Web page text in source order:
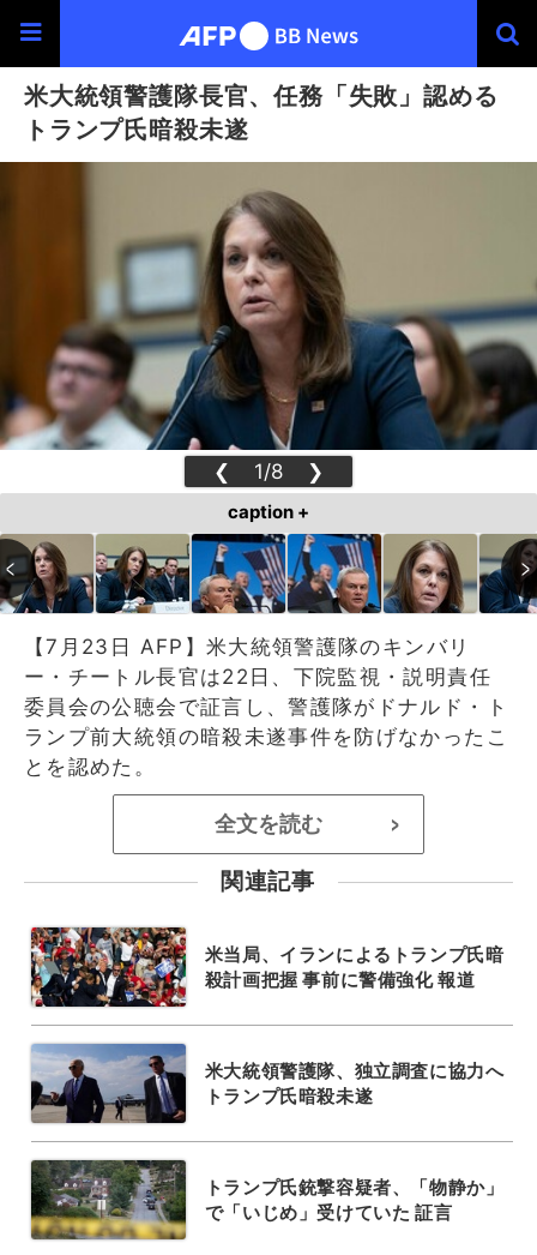
米大統領警護隊長官、任務「失敗」認める
トランプ氏暗殺未遂
❮ 1/8 ❯
caption +
【7月23日 AFP】米大統領警護隊のキンバリ
ー・チートル長官は22日、下院監視・説明責任
委員会の公聴会で証言し、警護隊がドナルド・ト
ランプ前大統領の暗殺未遂事件を防げなかったこ
とを認めた。
全文を読む >
関連記事
米当局、イランによるトランプ氏暗
殺計画把握 事前に警備強化 報道
米大統領警護隊、独立調査に協力へ
トランプ氏暗殺未遂
トランプ氏銃撃容疑者、「物静か」
で「いじめ」受けていた 証言